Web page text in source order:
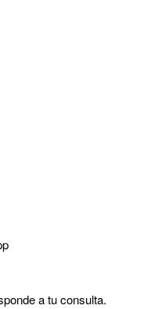
a tu consulta.